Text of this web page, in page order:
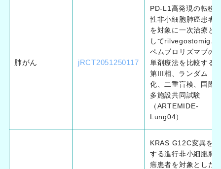
肺がん jRCT2051250117
PD-L1高発現の転移
性非小細胞肺癌患者
を対象に一次治療と
してrilvegostomigと
ペムブロリズマブの
単剤療法を比較する
第III相、ランダム
化、二重盲検、国際
多施設共同試験
（ARTEMIDE-
Lung04）
KRAS G12C変異を有
する進行非小細胞肺
癌患者を対象とした